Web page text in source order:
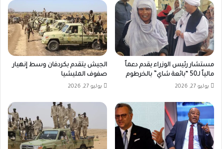
مستشار رئيس الوزراء يقدم دعماً
مالياً لـ50 “بائعة شاي” بالخرطوم
يوليو 27, 2026
الجيش يتقدم بكردفان وسط إنهيار
صفوف المليشيا
يوليو 27, 2026